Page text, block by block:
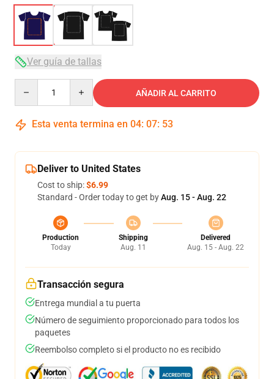
Ver guía de tallas
AÑADIR AL CARRITO
Esta venta termina en 04: 07: 53
Deliver to United States
Cost to ship:$6.99
Standard - Order today to get byAug. 15 - Aug. 22
Production
Today
Shipping
Aug. 11
Delivered
Aug. 15 - Aug. 22
Transacción segura
Entrega mundial a tu puerta
Número de seguimiento proporcionado para todos los
paquetes
Reembolso completo si el producto no es recibido